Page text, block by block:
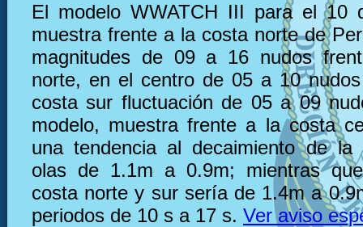
El modelo WWATCH III para el 10
muestra frente a la costa norte de
magnitudes de 09 a 16 nudos
norte, en el centro de 05 a 10
costa sur fluctuación de 05 a 09
modelo, muestra frente a la costa
una tendencia al decaimiento de
olas de 1.1m a 0.9m; mientras
costa norte y sur sería de 1.4m a
periodos de 10 s a 17 s. Ver aviso